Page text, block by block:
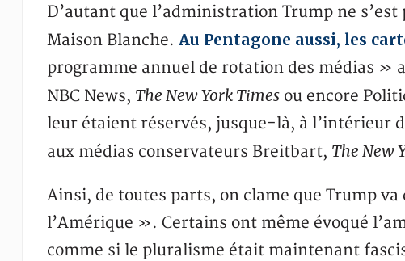
D’autant que l’administration Trump ne s’est
Maison Blanche. Au Pentagone aussi, les
programme annuel de rotation des médias »
NBC News, The New York Timesou encore
leur étaient réservés, jusque-là, à l’intérieur
aux médias conservateurs Breitbart, The New
Ainsi, de toutes parts, on clame que Trump
l’Amérique ». Certains ont même évoqué
comme si le pluralisme était maintenant